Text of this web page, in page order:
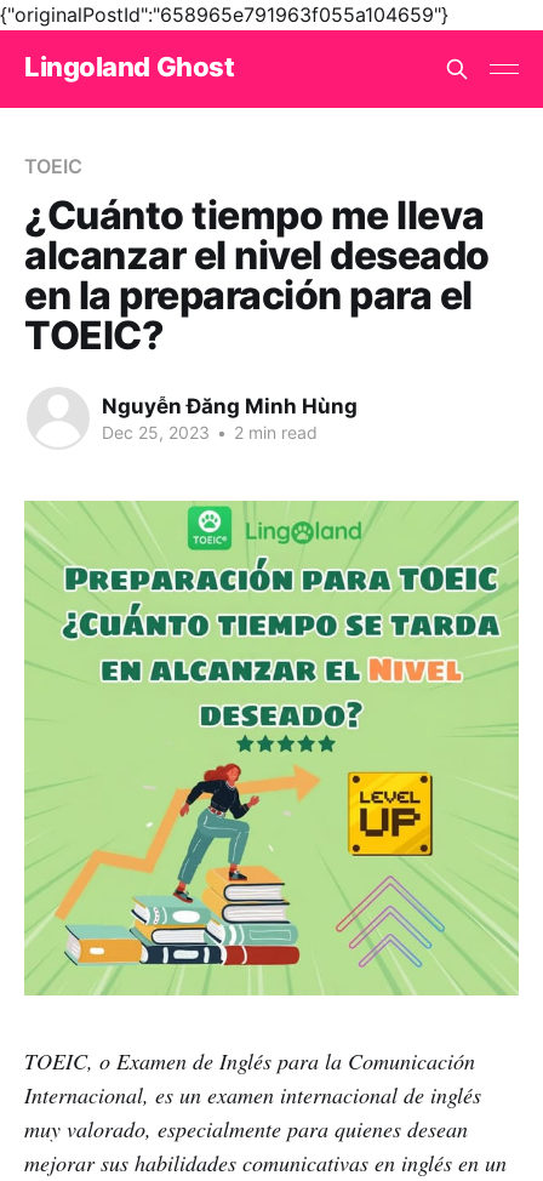
{"originalPostId":"658965e791963f055a104659"}
Lingoland Ghost
TOEIC
¿Cuánto tiempo me lleva
alcanzar el nivel deseado
en la preparación para el
TOEIC?
Nguyễn Đăng Minh Hùng
Dec 25, 2023 • 2 min read
TOEIC, o Examen de Inglés para la Comunicación
Internacional, es un examen internacional de inglés
muy valorado, especialmente para quienes desean
mejorar sus habilidades comunicativas en inglés en un